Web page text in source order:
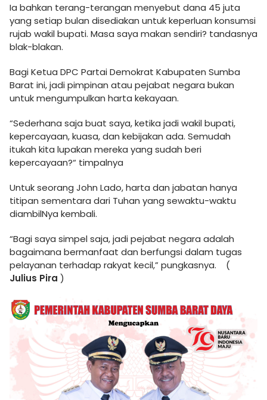
Ia bahkan terang-terangan menyebut dana 45 juta
yang setiap bulan disediakan untuk keperluan konsumsi
rujab wakil bupati. Masa saya makan sendiri? tandasnya
blak-blakan.
Bagi Ketua DPC Partai Demokrat Kabupaten Sumba
Barat ini, jadi pimpinan atau pejabat negara bukan
untuk mengumpulkan harta kekayaan.
“Sederhana saja buat saya, ketika jadi wakil bupati,
kepercayaan, kuasa, dan kebijakan ada. Semudah
itukah kita lupakan mereka yang sudah beri
kepercayaan?“ timpalnya
Untuk seorang John Lado, harta dan jabatan hanya
titipan sementara dari Tuhan yang sewaktu-waktu
diambilNya kembali.
“Bagi saya simpel saja, jadi pejabat negara adalah
bagaimana bermanfaat dan berfungsi dalam tugas
pelayanan terhadap rakyat kecil,” pungkasnya. (
Julius Pira )